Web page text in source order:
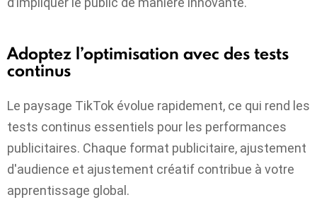
Adoptez l’optimisation avec des tests
continus
Le paysage TikTok évolue rapidement, ce qui rend les
tests continus essentiels pour les performances
publicitaires. Chaque format publicitaire, ajustement
d'audience et ajustement créatif contribue à votre
apprentissage global.